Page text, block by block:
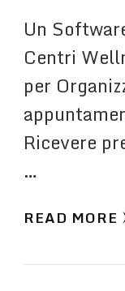
Un
Centri
per
Ricevere
…
READ MORE